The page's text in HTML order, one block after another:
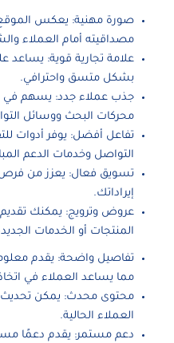
صورة مهنية: يعكس الموقع
مصداقيته أمام العملاء
علامة تجارية قوية: يساعد
بشكل متسق واحترافي.
جذب عملاء جدد: يسهم في
محركات البحث ووسائل
تفاعل أفضل: يوفر أدوات
التواصل وخدمات الدعم
تسويق فعال: يعزز من فرص
إيراداتك.
عروض وترويج: يمكنك
المنتجات أو الخدمات
تفاصيل واضحة: يقدم
مما يساعد العملاء في
محتوى محدث: يمكن تحديث
العملاء الحالية.
دعم مستمر: يقدم دعمًا